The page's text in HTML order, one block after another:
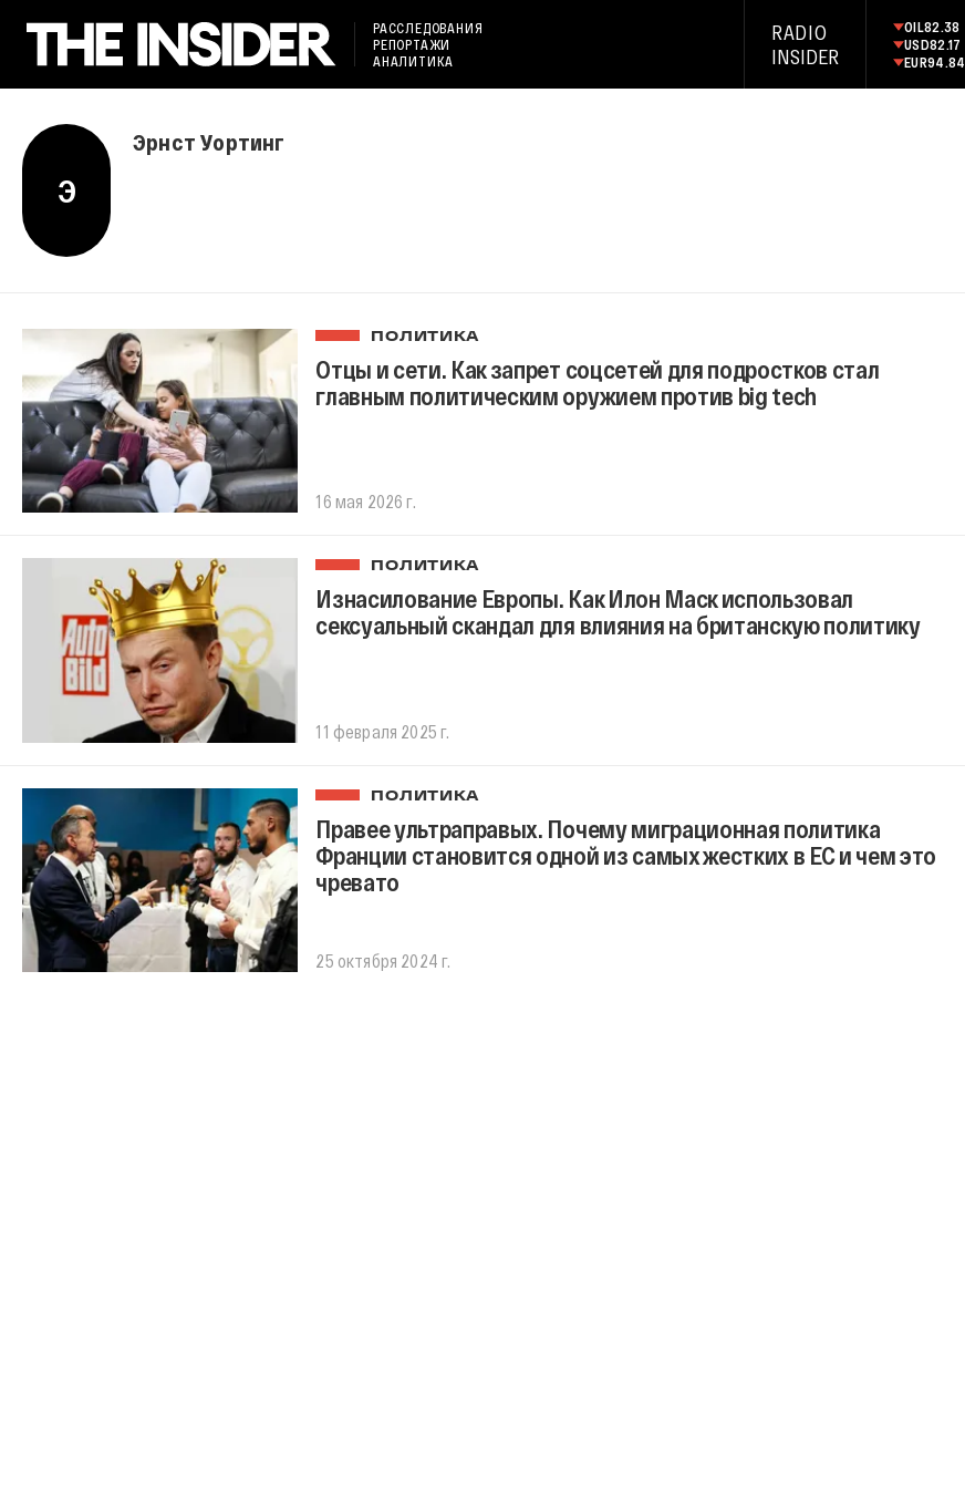
РАССЛЕДОВАНИЯ
РЕПОРТАЖИ
АНАЛИТИКА
RADIO
INSIDER
OIL82.38
USD82.17
EUR94.84
Э
Эрнст Уортинг
ПОЛИТИКА
Отцы и сети. Как запрет соцсетей для подростков стал
главным политическим оружием против big tech
16 мая 2026 г.
ПОЛИТИКА
Изнасилование Европы. Как Илон Маск использовал
сексуальный скандал для влияния на британскую политику
11 февраля 2025 г.
ПОЛИТИКА
Правее ультраправых. Почему миграционная политика
Франции становится одной из самых жестких в ЕС и чем это
чревато
25 октября 2024 г.